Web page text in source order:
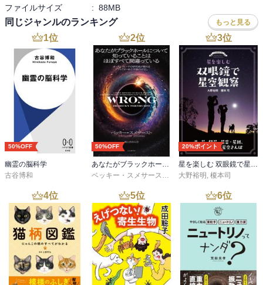
ファイルサイズ
: 88MB
同じジャンルのランキング もっと見る
1位
50%OFF
幽霊の脳科学
古谷博和
2位
50%OFF
あなたがブラックホールについて知っていることはほぼすべて間違っている
ベッキー・スメサースト
梶山 あゆみ
3位
20%ポイント
星を楽しむ 双眼鏡で星空観察
大野裕明 , 榎本司
4位 5位 6位